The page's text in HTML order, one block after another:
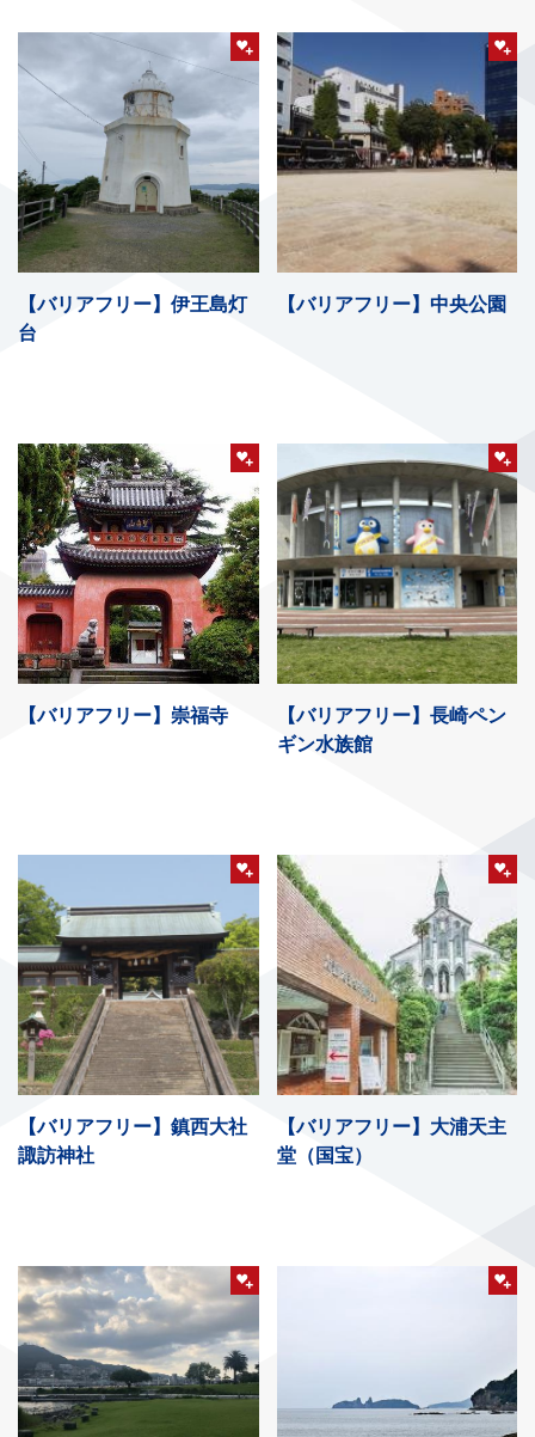
【バリアフリー】伊王島灯
台
【バリアフリー】中央公園
【バリアフリー】崇福寺
【バリアフリー】長崎ペン
ギン水族館
【バリアフリー】鎮西大社
諏訪神社
【バリアフリー】大浦天主
堂（国宝）